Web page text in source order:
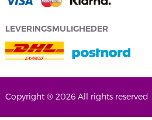
LEVERINGSMULIGHEDER
Copyright ® 2026 All rights reserved